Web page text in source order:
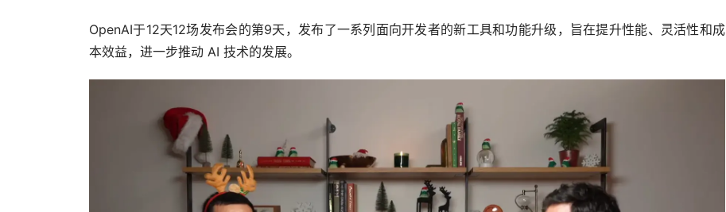
OpenAI于12天12场发布会的第9天，发布了一系列面向开发者的新工具和功能升级，旨在提升性能、灵活性和成
本效益，进一步推动 AI 技术的发展。